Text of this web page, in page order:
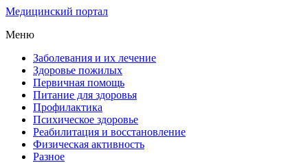
Медицинский портал
Меню
Заболевания и их лечение
Здоровье пожилых
Первичная помощь
Питание для здоровья
Профилактика
Психическое здоровье
Реабилитация и восстановление
Физическая активность
Разное